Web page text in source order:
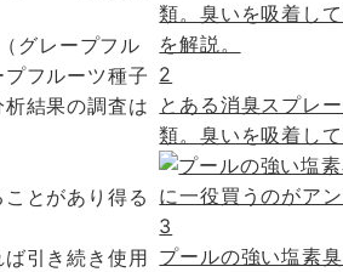
グレープフル
フルーツ種子
結果の調査は
とがあり得る
引き続き使用
2
とある消臭スプレ
類。臭いを吸着し
3
プールの強い塩素